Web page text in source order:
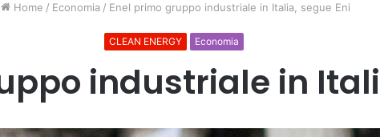
Home / Economia / Enel primo gruppo industriale in Italia, segue Eni
CLEAN ENERGY Economia
industriale in